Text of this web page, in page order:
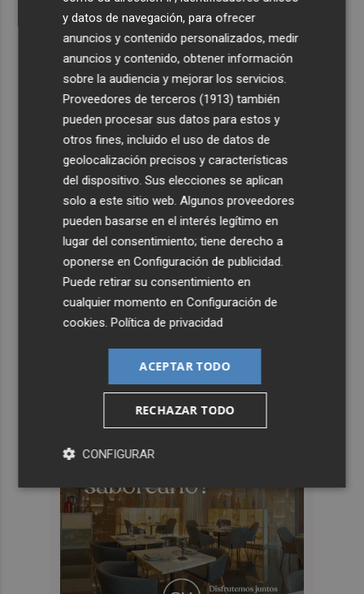
y datos de navegación, para ofrecer
anuncios y contenido personalizados, medir
anuncios y contenido, obtener información
sobre la audiencia y mejorar los servicios.
Proveedores de terceros (1913) también
pueden procesar sus datos para estos y
otros fines, incluido el uso de datos de
geolocalización precisos y características
del dispositivo. Sus elecciones se aplican
solo a este sitio web. Algunos proveedores
pueden basarse en el interés legítimo en
lugar del consentimiento; tiene derecho a
oponerse enConfiguración de publicidad.
Puede retirar su consentimiento en
cualquier momento enConfiguración de
cookies.Política de privacidad
ACEPTAR TODO
RECHAZAR TODO
CONFIGURAR